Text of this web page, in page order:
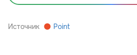
Источник Point